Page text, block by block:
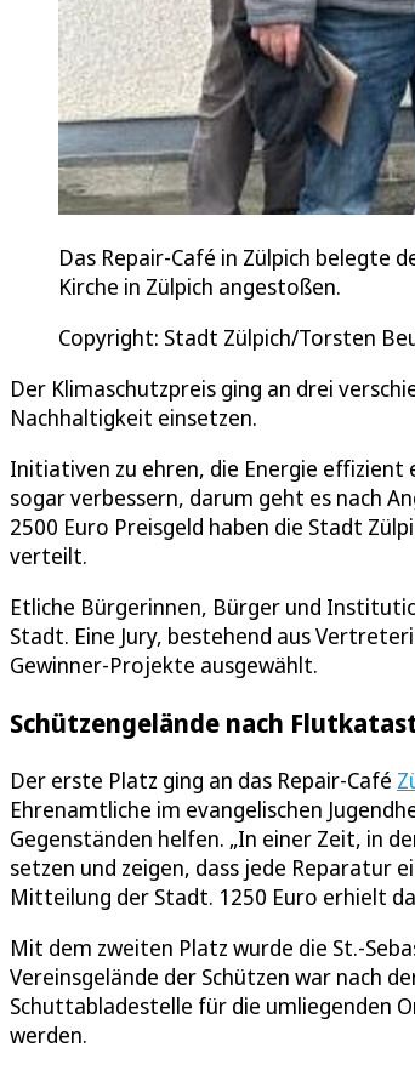
Das Repair-Café in Zülpich belegte
Kirche in Zülpich angestoßen.
Copyright: Stadt Zülpich/Torsten
Der Klimaschutzpreis ging an drei
Nachhaltigkeit einsetzen.
Initiativen zu ehren, die Energie
sogar verbessern, darum geht es nach
2500 Euro Preisgeld haben die Stadt
verteilt.
Etliche Bürgerinnen, Bürger und
Stadt. Eine Jury, bestehend aus
Gewinner-Projekte ausgewählt.
Schützengelände nach
Der erste Platz ging an das Repair-Café
Ehrenamtliche im evangelischen
Gegenständen helfen. „In einer Zeit, in
setzen und zeigen, dass jede Reparatur
Mitteilung der Stadt. 1250 Euro erhielt
Mit dem zweiten Platz wurde die St.-
Vereinsgelände der Schützen war nach
Schuttabladestelle für die umliegenden
werden.